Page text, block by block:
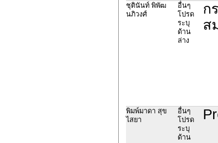
ชุตินันท์ พิพัฒ
นภิวงศ์
อื่นๆ
โปรด
ระบุ
ด้าน
ล่าง
ก
ส
พิมพ์มาดา สุข
ไสยา
อื่นๆ
โปรด
ระบุ
ด้าน